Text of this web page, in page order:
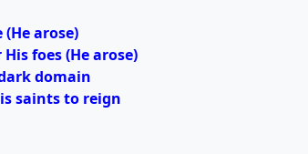
arose)
foes (He arose)
domain
saints to reign